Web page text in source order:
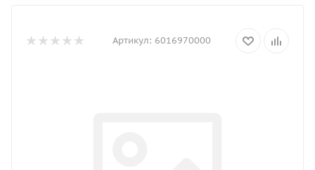
Артикул: 6016970000